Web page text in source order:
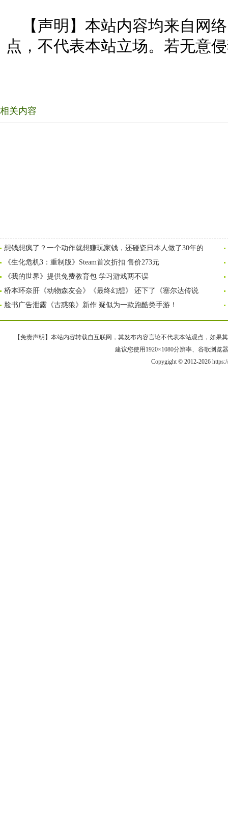
【声明】本站内容均来自网
点，不代表本站立场。若无意
相关内容
想钱想疯了？一个动作就想赚玩家钱，还碰瓷日本人做了30年的
《生化危机3：重制版》Steam首次折扣 售价273元
《我的世界》提供免费教育包 学习游戏两不误
桥本环奈肝《动物森友会》《最终幻想》 还下了《塞尔达传说
脸书广告泄露《古惑狼》新作 疑似为一款跑酷类手游！
【免责声明】本站内容转载自互联网，其发布内容言论不代表本站观点，如果
建议您使用1920×1080分辨率、谷歌浏览
Copygight © 2012-2026